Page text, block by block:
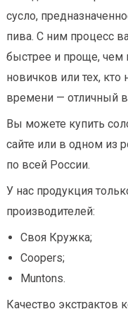
сусло,
пива. С ним процесс
быстрее и проще, чем
новичков или тех, кто
времени — отличный
Вы можете купить
сайте или в одном из
по всей России.
У нас продукция
производителей:
Своя Кружка;
Coopers;
Muntons.
Качество экстрактов